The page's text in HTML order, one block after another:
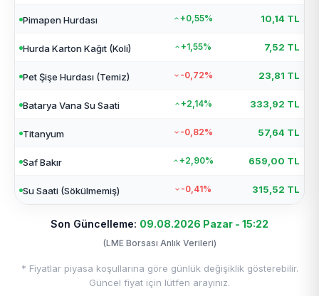
Pimapen Hurdası +0,55% 10,14 TL
Hurda Karton Kağıt (Koli) +1,55% 7,52 TL
Pet Şişe Hurdası (Temiz) -0,72% 23,81 TL
Batarya Vana Su Saati +2,14% 333,92 TL
Titanyum -0,82% 57,64 TL
Saf Bakır +2,90% 659,00 TL
Su Saati (Sökülmemiş) -0,41% 315,52 TL
Son Güncelleme: 09.08.2026 Pazar - 15:22
(LME Borsası Anlık Verileri)
* Fiyatlar piyasa koşullarına göre günlük değişiklik gösterebilir.
Güncel fiyat için lütfen arayınız.